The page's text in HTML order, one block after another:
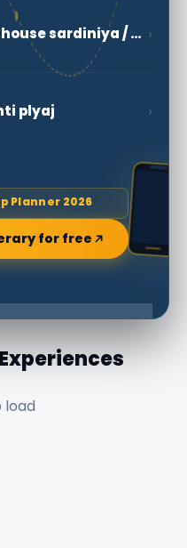
Punta hamda Lighthouse sardiniya / Sardegna ›
plyaj ›
Planner 2026
for free
load